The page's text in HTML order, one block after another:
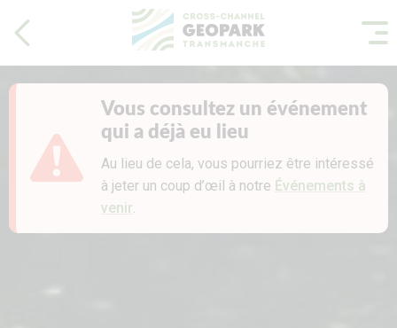
Vous consultez un événement
qui a déjà eu lieu
Au lieu de cela, vous pourriez être intéressé
à jeter un coup d’œil à notre Événements à
venir.